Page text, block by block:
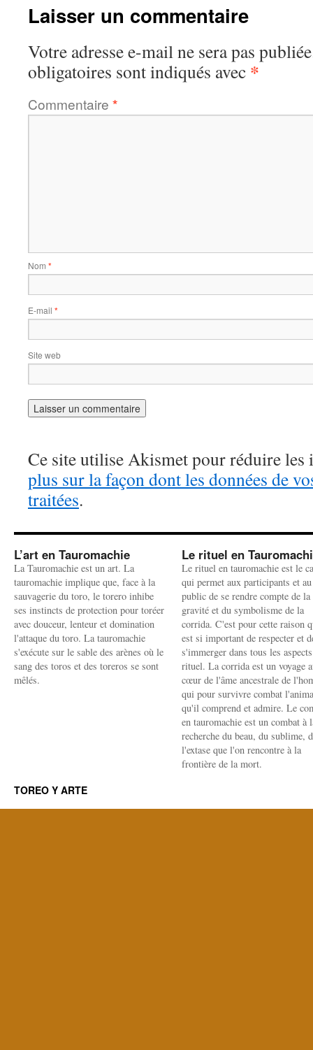
Laisser un commentaire
Votre adresse e-mail ne sera pas
obligatoires sont indiqués avec *
Commentaire *
Nom *
E-mail *
Site web
Ce site utilise Akismet pour réduire les
plus sur la façon dont les données de
traitées.
L’art en Tauromachie
La Tauromachie est un art. La
tauromachie implique que, face à la
sauvagerie du toro, le torero inhibe
ses instincts de protection pour toréer
avec douceur, lenteur et domination
l'attaque du toro. La tauromachie
s'exécute sur le sable des arènes où le
sang des toros et des toreros se sont
mêlés.
Le rituel en
Le rituel en tauromachie est le
qui permet aux participants et au
public de se rendre compte de la
gravité et du symbolisme de la
corrida. C'est pour cette raison
est si important de respecter et
s'immerger dans tous les
rituel. La corrida est un voyage
cœur de l'âme ancestrale de
qui pour survivre combat
qu'il comprend et admire. Le
en tauromachie est un combat à
recherche du beau, du sublime,
l'extase que l'on rencontre à la
frontière de la mort.
TOREO Y ARTE